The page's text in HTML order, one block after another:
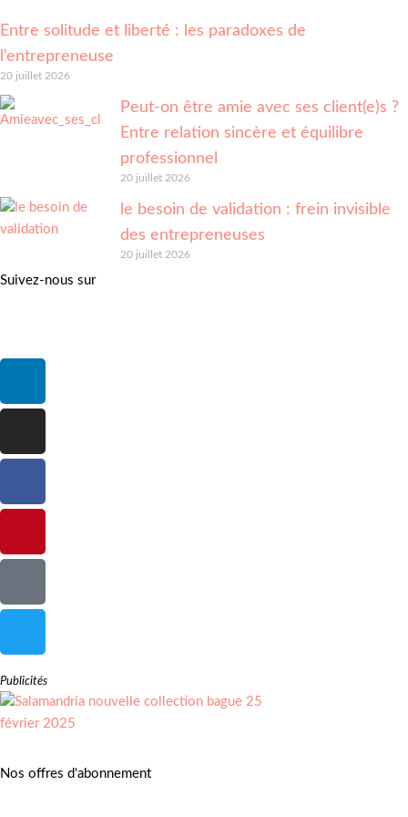
Entre solitude et liberté : les paradoxes de
l’entrepreneuse
20 juillet 2026
Peut-on être amie avec ses client(e)s ?
Entre relation sincère et équilibre
professionnel
20 juillet 2026
le besoin de validation : frein invisible
des entrepreneuses
20 juillet 2026
Suivez-nous sur
Publicités
Nos offres d'abonnement